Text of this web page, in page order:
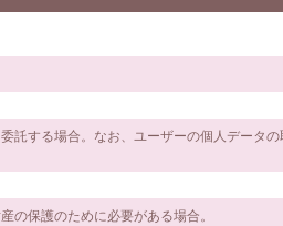
する場合。なお、ユーザーの個人データ
の保護のために必要がある場合。